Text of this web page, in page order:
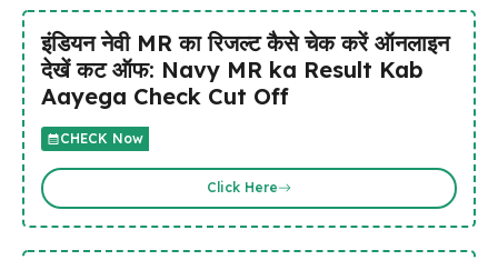
इंडियन नेवी MR का रिजल्ट कैसे चेक करें ऑनलाइन
देखें कट ऑफ: Navy MR ka Result Kab
Aayega Check Cut Off
CHECK Now
Click Here